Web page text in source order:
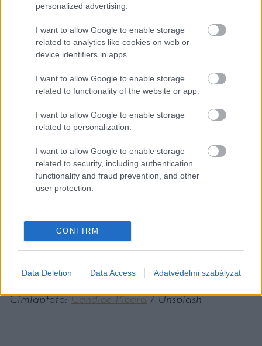
personalized advertising.
I want to allow Google to enable storage
related to analytics like cookies on web or
device identifiers in apps.
I want to allow Google to enable storage
related to functionality of the website or app.
I want to allow Google to enable storage
related to personalization.
I want to allow Google to enable storage
related to security, including authentication
functionality and fraud prevention, and other
user protection.
CONFIRM
Data Deletion Data Access Adatvédelmi szabályzat
A babmentes kávé mindenesetre egyelőre
nagyon drága, szóval valószínűleg egyhamar
nem fogja kiszorítani a hagyományos kávét a
boltokból. Míg az amerikai boltok polcaira kerülő
kávé nagykereskedelmi ára átlagosan 10-14
dollár (3700-5170 forint) 450 grammos
csomagonként, addig az Atomo Coffee
babnélküli kávéját ugyanekkora kiszerelésben
kávéfogyasztók egy csomag 200-250 grammos
kávéért átlagosan 796 forintot hajlandóak
kifizetni.
Címlapfotó:Candice Picard/ Unsplash